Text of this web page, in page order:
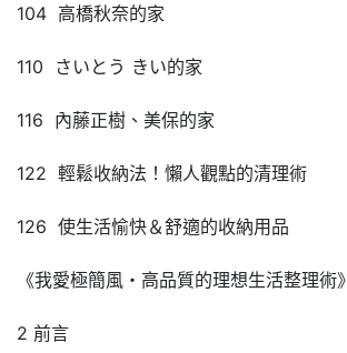
104 高橋秋奈的家
110 さいとう きい的家
116 內藤正樹、美保的家
122 輕鬆收納法！懶人觀點的清理術
126 使生活愉快＆舒適的收納用品
《我愛極簡風・高品質的理想生活整理術》
2 前言